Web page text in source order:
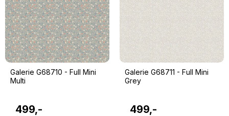
Galerie G68710 - Full Mini
Multi
499,-
Galerie G68711 - Full Mini
Grey
499,-